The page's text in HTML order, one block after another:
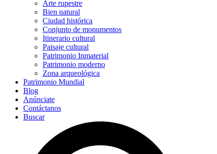
Arte rupestre
Bien natural
Ciudad histórica
Conjunto de monumentos
Itinerario cultural
Paisaje cultural
Patrimonio Inmaterial
Patrimonio moderno
Zona arqueológica
Patrimonio Mundial
Blog
Anúnciate
Contáctanos
Buscar